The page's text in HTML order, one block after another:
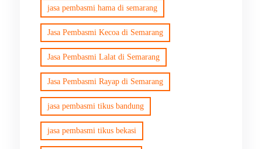
jasa pembasmi hama di semarang
Jasa Pembasmi Kecoa di Semarang
Jasa Pembasmi Lalat di Semarang
Jasa Pembasmi Rayap di Semarang
jasa pembasmi tikus bandung
jasa pembasmi tikus bekasi